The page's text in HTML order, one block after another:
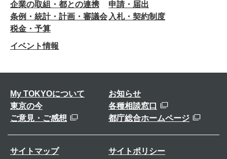
企業の取組・都との連携
申請・届出
条例・統計・計画・審議会 入札・契約制度
税金・予算
イベント情報
My TOKYOについて
お知らせ
東京の今
各種相談窓口
ご意見・ご感想
都庁総合ホームページ
サイトマップ サイトポリシー